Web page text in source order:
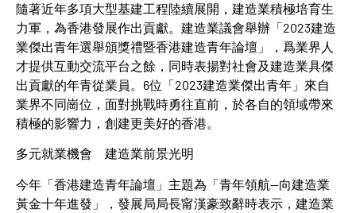
隨著近年多項大型基建工程陸續展開，建造業積極培育生
力軍，為香港發展作出貢獻。建造業議會舉辦「2023建造
業傑出青年選舉頒獎禮暨香港建造青年論壇」，爲業界人
才提供互動交流平台之餘，同時表揚對社會及建造業具傑
出貢獻的年青從業員。6位「2023建造業傑出青年」來自
業界不同崗位，面對挑戰時勇往直前，於各自的領域帶來
積極的影響力，創建更美好的香港。
多元就業機會 建造業前景光明
今年「香港建造青年論壇」主題為「青年領航—向建造業
黃金十年進發」，發展局局長甯漢豪致辭時表示，建造業